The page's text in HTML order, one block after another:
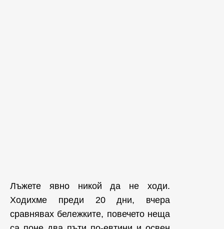
Лъжете явно никой да не ходи.
Ходихме преди 20 дни, вчера
сравнявах бележките, повечето неща